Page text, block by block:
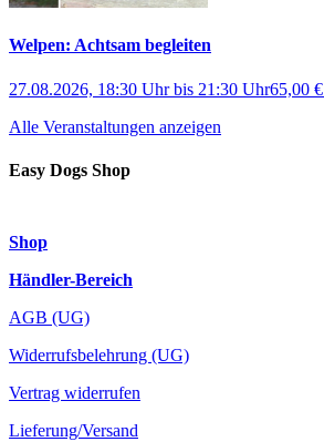
Welpen: Achtsam begleiten
27.08.2026, 18:30 Uhrbis 21:30 Uhr65,00 €
Alle Veranstaltungen anzeigen
Easy Dogs Shop
Shop
Händler-Bereich
AGB (UG)
Widerrufsbelehrung (UG)
Vertrag widerrufen
Lieferung/Versand